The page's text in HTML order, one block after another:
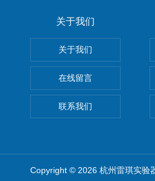
关于我们
关于我们
在线留言
联系我们
Copyright © 2026 杭州雷琪实验